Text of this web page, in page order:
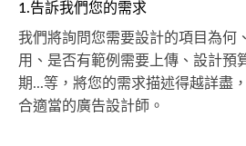
1.告訴我們您的需求
我們將詢問您需要設計的項目為何
用、是否有範例需要上傳、設計預
期...等，將您的需求描述得越詳盡
合適當的廣告設計師。